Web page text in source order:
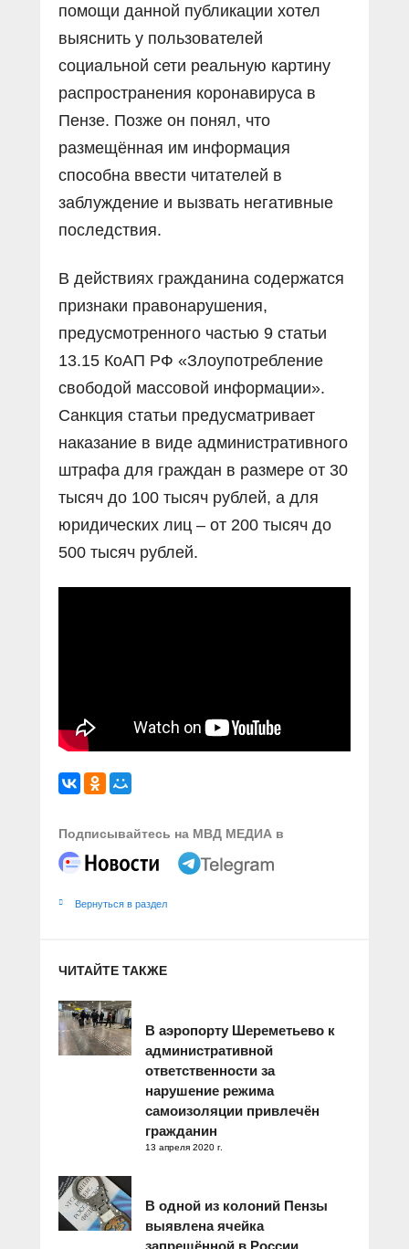
помощи данной публикации хотел
выяснить у пользователей
социальной сети реальную картину
распространения коронавируса в
Пензе. Позже он понял, что
размещённая им информация
способна ввести читателей в
заблуждение и вызвать негативные
последствия.
В действиях гражданина содержатся
признаки правонарушения,
предусмотренного частью 9 статьи
13.15 КоАП РФ «Злоупотребление
свободой массовой информации».
Санкция статьи предусматривает
наказание в виде административного
штрафа для граждан в размере от 30
тысяч до 100 тысяч рублей, а для
юридических лиц – от 200 тысяч до
500 тысяч рублей.
Подписывайтесь на МВД МЕДИА в
Вернуться в раздел
ЧИТАЙТЕ ТАКЖЕ
В аэропорту Шереметьево к
административной
ответственности за
нарушение режима
самоизоляции привлечён
гражданин
13 апреля 2020 г.
В одной из колоний Пензы
выявлена ячейка
запрещённой в России